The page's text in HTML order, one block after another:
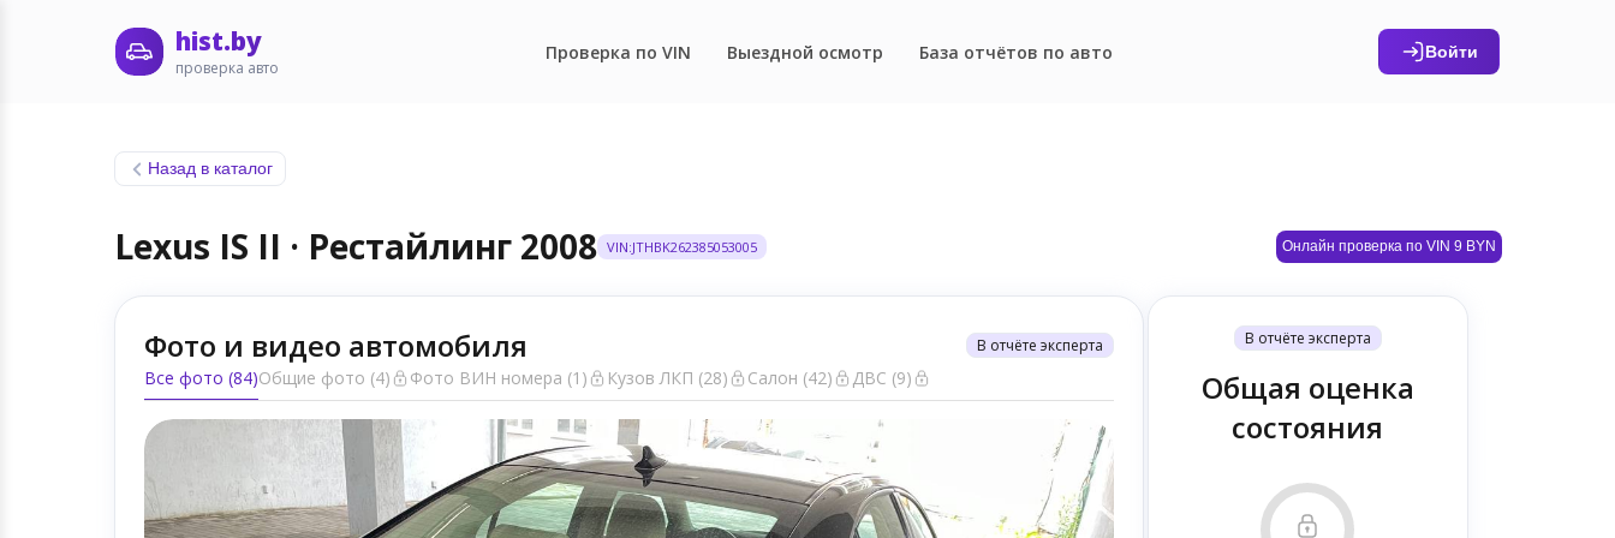
hist.by
проверка авто
Проверка по VIN Выездной осмотр База отчётов по авто Войти
Назад в каталог
Lexus IS II · Рестайлинг 2008 VIN:JTHBK262385053005 Онлайн проверка по VIN 9 BYN
Фото и видео автомобиля В отчёте эксперта
Все фото (84)Общие фото (4) Фото ВИН номера (1) Кузов ЛКП (28) Салон (42) ДВС (9)
В отчёте эксперта
Общая оценка
состояния